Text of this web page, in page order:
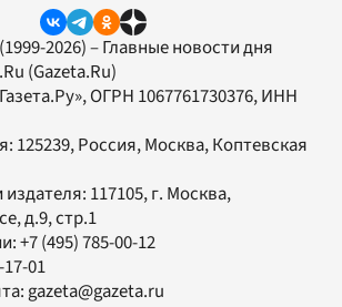
2026) – Главные новости дня
(Gazeta.Ru)
, ОГРН 1067761730376, ИНН
125239, Россия, Москва, Коптевская
издателя: 117105, г. Москва,
д.9, стр.1
+7 (495) 785-00-12
01
gazeta@gazeta.ru